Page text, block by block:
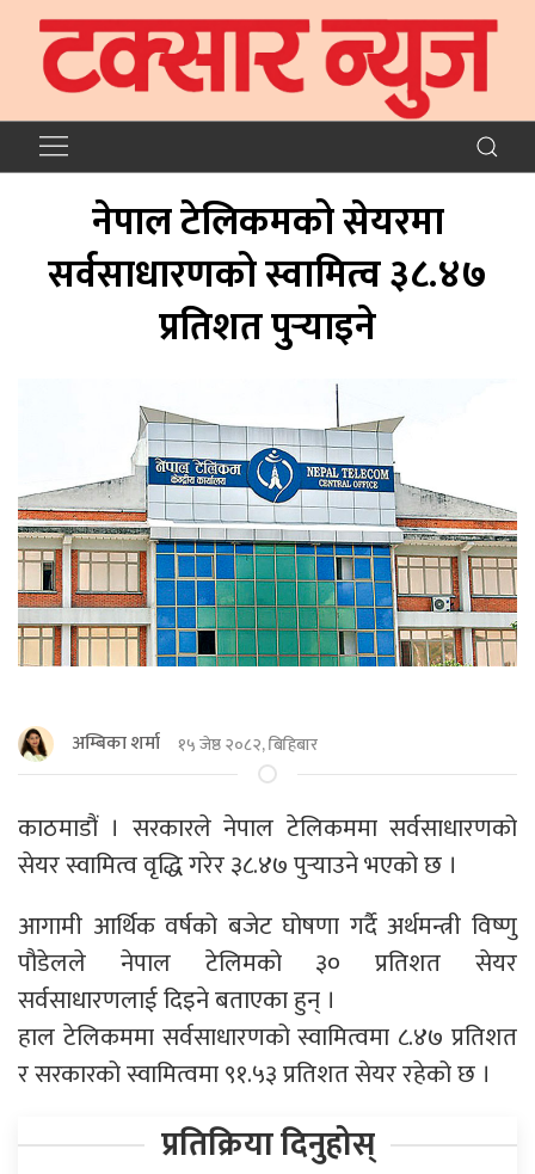
नेपाल टेलिकमको सेयरमा
सर्वसाधारणको स्वामित्व ३८.४७
प्रतिशत पुर्‍याइने
अम्बिका शर्मा १५ जेष्ठ २०८२, बिहिबार
काठमाडौं । सरकारले नेपाल टेलिकममा सर्वसाधारणको
सेयर स्वामित्व वृद्धि गरेर ३८.४७ पुर्‍याउने भएको छ ।
आगामी आर्थिक वर्षको बजेट घोषणा गर्दै अर्थमन्त्री विष्णु
पौडेलले नेपाल टेलिमको ३० प्रतिशत सेयर
सर्वसाधारणलाई दिइने बताएका हुन् ।
हाल टेलिकममा सर्वसाधारणको स्वामित्वमा ८.४७ प्रतिशत
र सरकारको स्वामित्वमा ९१.५३ प्रतिशत सेयर रहेको छ ।
प्रतिक्रिया दिनुहोस्